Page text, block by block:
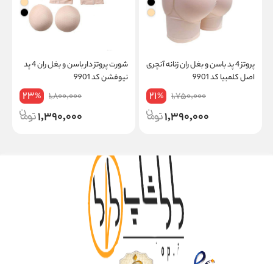
پروتز 4 پد باسن و بغل ران زنانه آنچری
اصل کلمبیا کد 9901
1,750,000
21%
1,390,000
شورت پروتز دار باسن و بغل ران 4 پد
نیوفشن کد 9901
1,800,000
23%
1,390,000